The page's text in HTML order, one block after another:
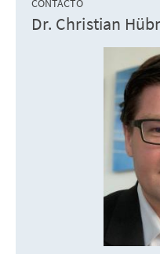
Dr. Christian